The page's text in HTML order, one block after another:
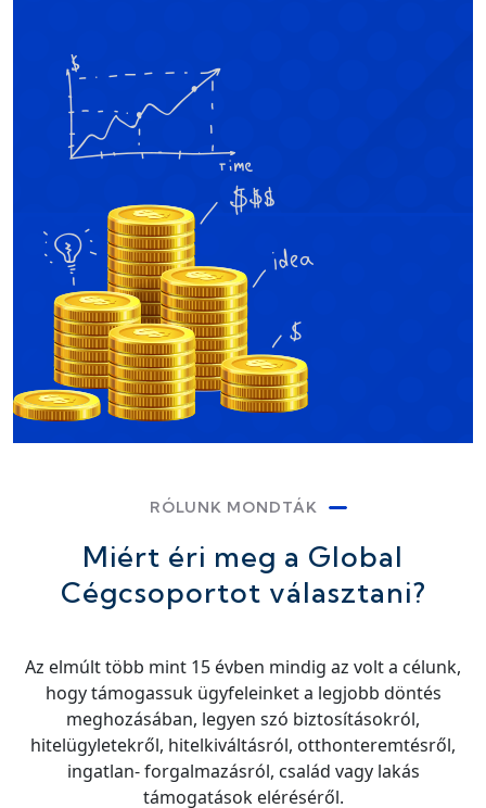
RÓLUNK MONDTÁK
Miért éri meg a Global
Cégcsoportot választani?
Az elmúlt több mint 15 évben mindig az volt a célunk,
hogy támogassuk ügyfeleinket a legjobb döntés
meghozásában, legyen szó biztosításokról,
hitelügyletekről, hitelkiváltásról, otthonteremtésről,
ingatlan- forgalmazásról, család vagy lakás
támogatások eléréséről.